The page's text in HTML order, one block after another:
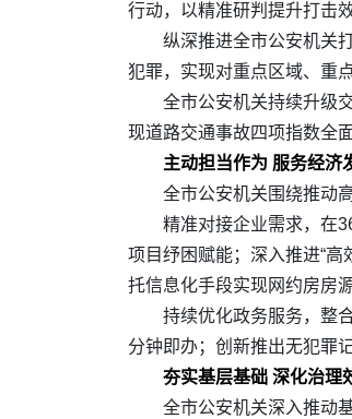
行动，以精准研判提升打击
纵深推进全市公安机关
犯罪，实现对重点区域、重
全市公安机关持续升级
现道路交通事故四项指数全
主动担当作为 服务经济
全市公安机关围绕推动
精准对接企业需求，在
项目纾困赋能；深入推进“
托信息化手段实现网约房房
持续优化政务服务，整
分钟即办；创新推出无犯罪
夯实基层基础 深化治理
全市公安机关深入推动